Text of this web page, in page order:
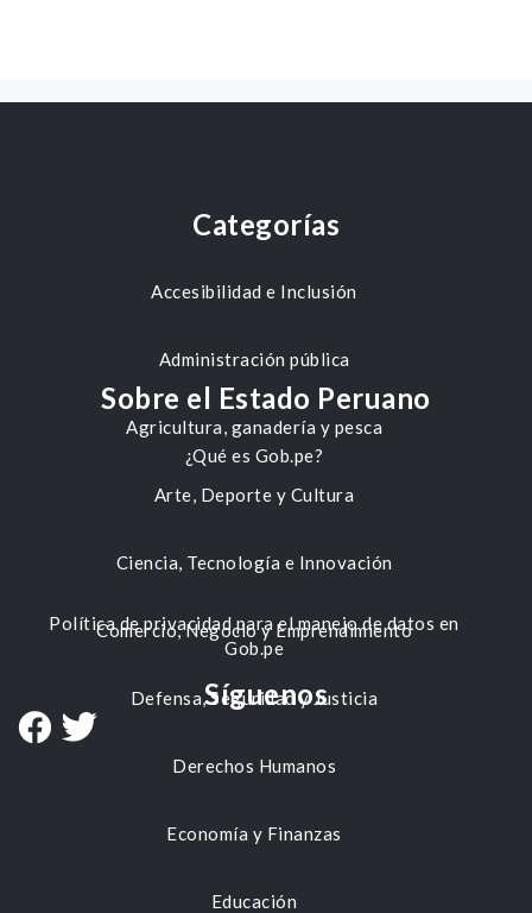
Categorías
Accesibilidad e Inclusión
Administración pública
Agricultura, ganadería y pesca
Arte, Deporte y Cultura
Ciencia, Tecnología e Innovación
Comercio, Negocio y Emprendimiento
Defensa, Seguridad y Justicia
Derechos Humanos
Economía y Finanzas
Educación
Sobre el Estado Peruano
¿Qué es Gob.pe?
Política de privacidad para el manejo de datos en
Gob.pe
Síguenos